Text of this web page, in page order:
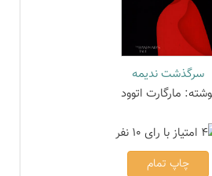
سرگذشت ندیمه
مارگارت اتوود
چاپ تمام